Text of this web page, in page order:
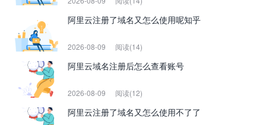
阿里云注册了域名又怎么使用呢知乎
2026-08-09 阅读(14)
阿里云域名注册后怎么查看账号
2026-08-09 阅读(12)
阿里云注册了域名又怎么使用不了了